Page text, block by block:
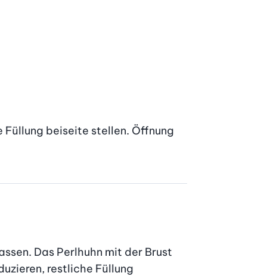
Füllung beiseite stellen. Öffnung
Das Perlhuhn mit der Brust
restliche Füllung